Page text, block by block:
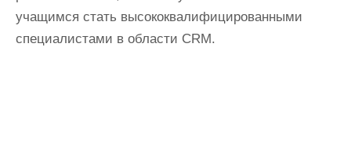
учащимся стать высококвалифицированными
специалистами в области CRM.